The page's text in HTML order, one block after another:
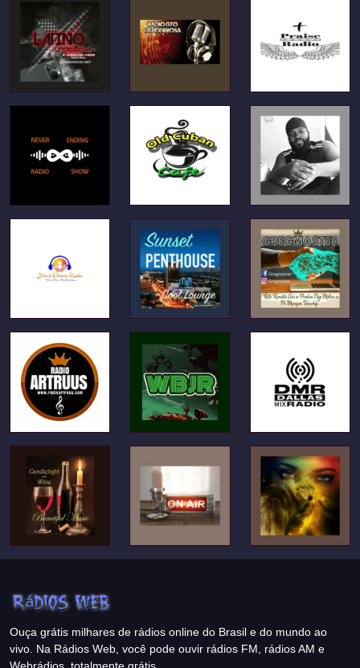
Ouça grátis milhares de rádios online do Brasil e do mundo ao
vivo. Na Rádios Web, você pode ouvir rádios FM, rádios AM e